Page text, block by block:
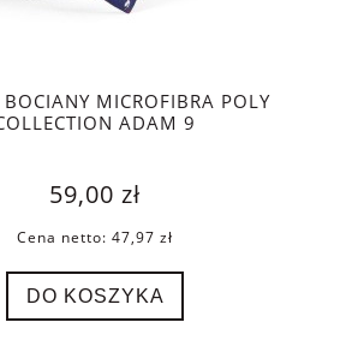
BOCIANY MICROFIBRA POLY
ADAM 9
59,00 zł
Cena netto: 47,97 zł
DO KOSZYKA